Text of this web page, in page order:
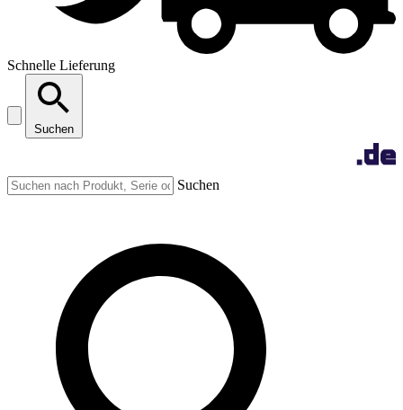
Schnelle Lieferung
Suchen
Suchen